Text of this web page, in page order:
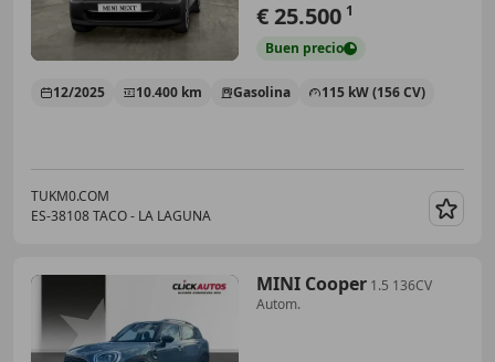
€ 25.500 1
Buen precio
12/2025 10.400 km Gasolina 115 kW (156 CV)
TUKM0.COM
ES-38108 TACO - LA LAGUNA
MINI Cooper 1.5 136CV
Autom.